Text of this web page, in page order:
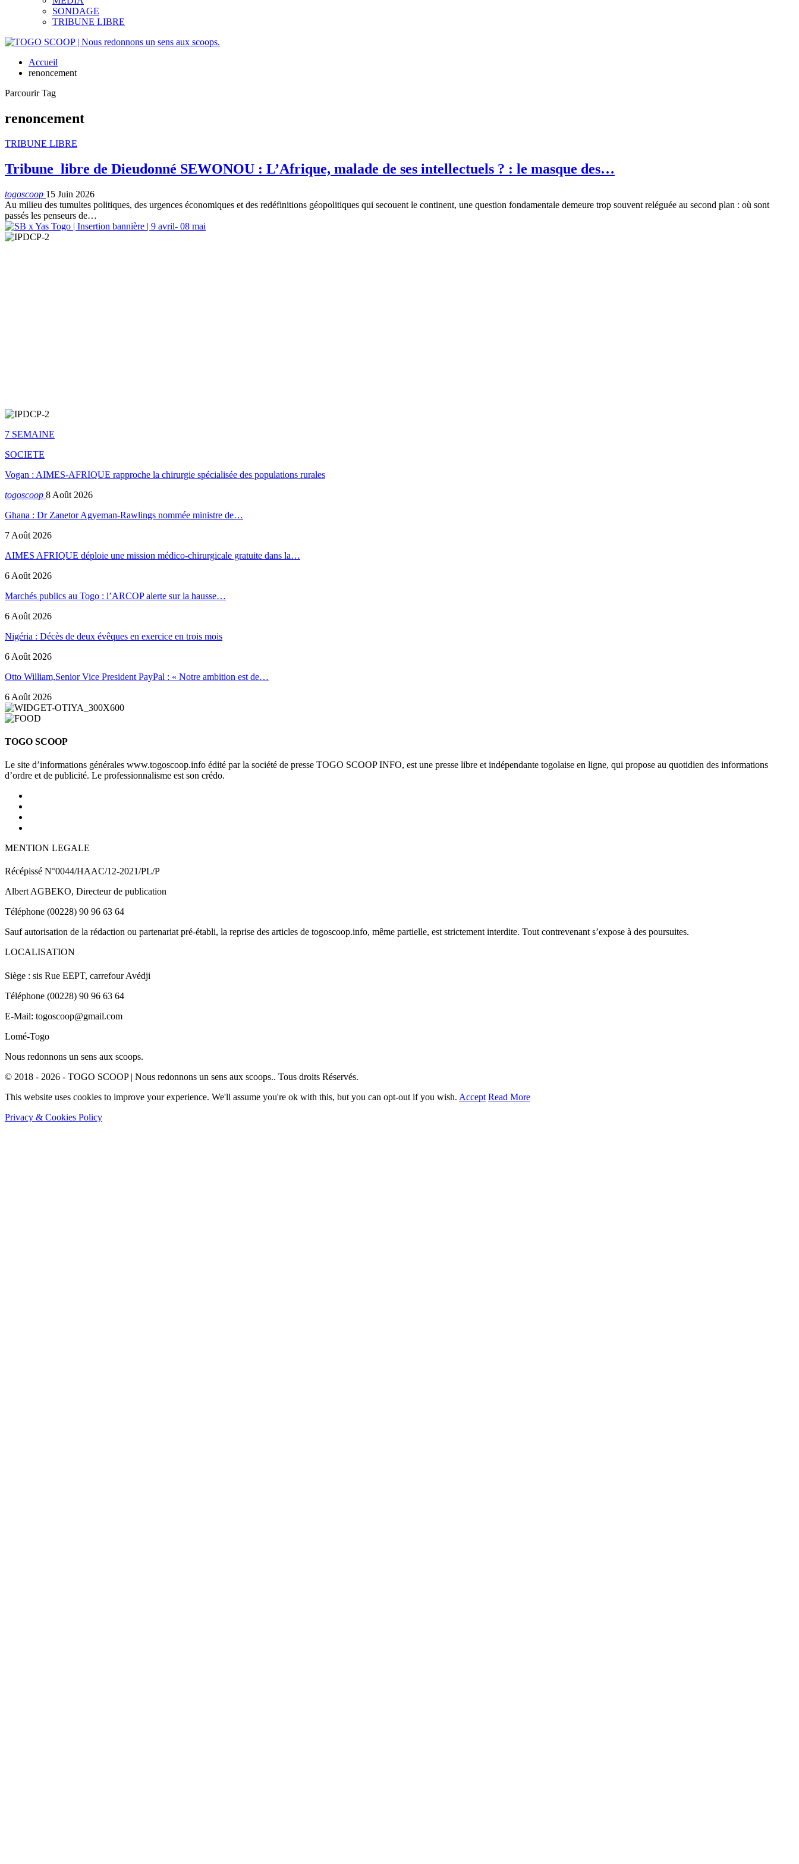
SONDAGE
TRIBUNE LIBRE
Accueil
renoncement
Parcourir Tag
renoncement
TRIBUNE LIBRE
Tribune libre de Dieudonné SEWONOU : L’Afrique, malade de ses intellectuels ? : le masque des…
togoscoop 15 Juin 2026
​Au milieu des tumultes politiques, des urgences économiques et des redéfinitions géopolitiques qui secouent le continent, une question fondamentale demeure trop souvent reléguée au second plan : où sont
passés les penseurs de…
7 SEMAINE
SOCIETE
Vogan : AIMES-AFRIQUE rapproche la chirurgie spécialisée des populations rurales
togoscoop 8 Août 2026
Ghana : Dr Zanetor Agyeman-Rawlings nommée ministre de…
7 Août 2026
AIMES AFRIQUE déploie une mission médico-chirurgicale gratuite dans la…
6 Août 2026
Marchés publics au Togo : l’ARCOP alerte sur la hausse…
6 Août 2026
Nigéria : Décès de deux évêques en exercice en trois mois
6 Août 2026
Otto William,Senior Vice President PayPal : « Notre ambition est de…
6 Août 2026
TOGO SCOOP
Le site d’informations générales www.togoscoop.info édité par la société de presse TOGO SCOOP INFO, est une presse libre et indépendante togolaise en ligne, qui propose au quotidien des informations
d’ordre et de publicité. Le professionnalisme est son crédo.
MENTION LEGALE
Récépissé N°0044/HAAC/12-2021/PL/P
Albert AGBEKO, Directeur de publication
Téléphone (00228) 90 96 63 64
Sauf autorisation de la rédaction ou partenariat pré-établi, la reprise des articles de togoscoop.info, même partielle, est strictement interdite. Tout contrevenant s’expose à des poursuites.
LOCALISATION
Siège : sis Rue EEPT, carrefour Avédji
Téléphone (00228) 90 96 63 64
E-Mail: togoscoop@gmail.com
Lomé-Togo
Nous redonnons un sens aux scoops.
© 2018 - 2026 - TOGO SCOOP | Nous redonnons un sens aux scoops.. Tous droits Réservés.
This website uses cookies to improve your experience. We'll assume you're ok with this, but you can opt-out if you wish. Accept Read More
Privacy & Cookies Policy